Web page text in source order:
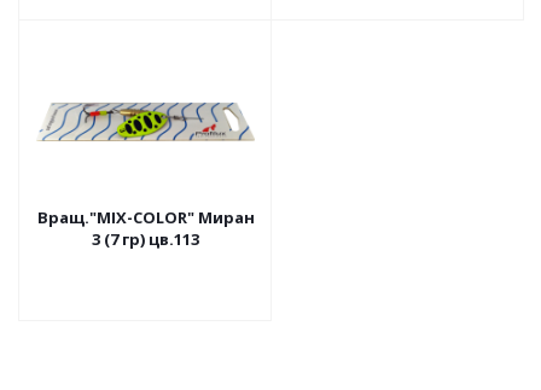
Вращ."MIX-COLOR" Миран
3 (7 гр) цв.113